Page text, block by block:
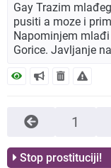
Gay Trazim
pusiti a moze i
Napominjem
Gorice. Javljanje
1
Stop prostituciji!